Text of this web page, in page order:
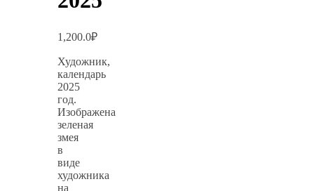
1,200.0₽
Художник,
календарь
2025
год.
Изображена
зеленая
змея
в
виде
художника
на